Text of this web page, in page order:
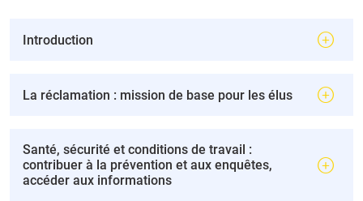
Introduction
La réclamation : mission de base pour les élus
Santé, sécurité et conditions de travail :
contribuer à la prévention et aux enquêtes,
accéder aux informations